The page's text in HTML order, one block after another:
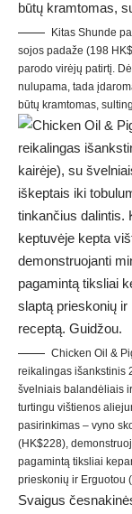
Kitas Shunde
sojos padaže (198
parodo virėjų patirtį.
nulupama, tada
būtų kramtomas,
Chicken Oil &
reikalingas išankstinis
švelniais balandėliais
turtingu vištienos
pasirinkimas – vyno
(HK$228),
pagamintą tiksliai
prieskonių ir Erguotou
Svaigus